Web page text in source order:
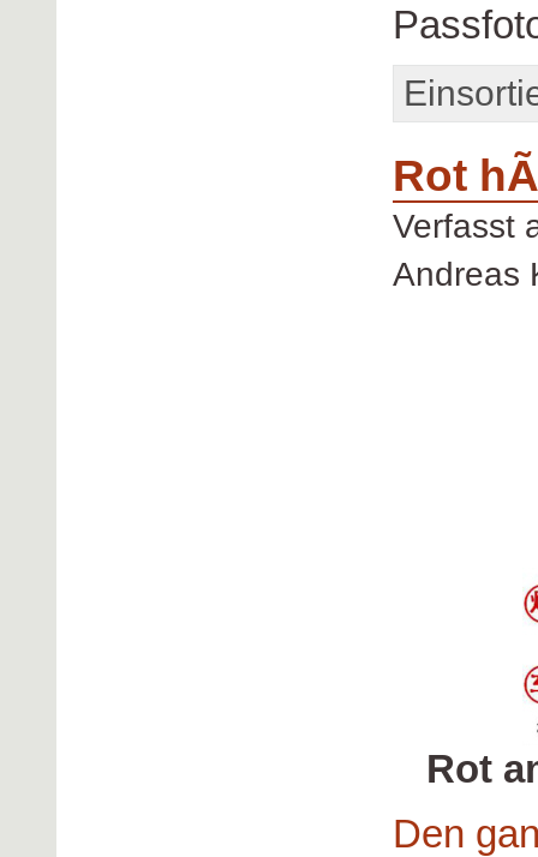
Rot
Verfasst
Andreas
Rot
Den